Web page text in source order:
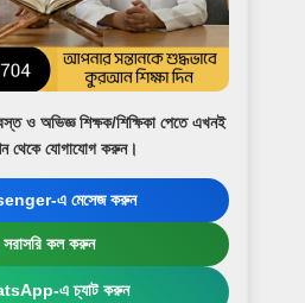
ও অভিজ্ঞ শিক্ষক/শিক্ষিকা পেতে এখনই
থেকে যোগাযোগ করুন।
এ মেসেজ করুন
কল করুন
এ চ্যাট করুন